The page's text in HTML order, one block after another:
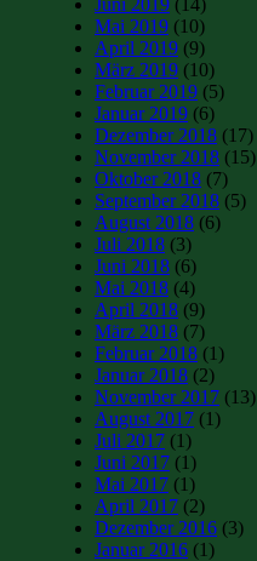
Mai 2019 (10)
April 2019 (9)
März 2019 (10)
Februar 2019 (5)
Januar 2019 (6)
Dezember 2018 (17)
November 2018 (15)
Oktober 2018 (7)
September 2018 (5)
August 2018 (6)
Juli 2018 (3)
Juni 2018 (6)
Mai 2018 (4)
April 2018 (9)
März 2018 (7)
Februar 2018 (1)
Januar 2018 (2)
November 2017 (13)
August 2017 (1)
Juli 2017 (1)
Juni 2017 (1)
Mai 2017 (1)
April 2017 (2)
Dezember 2016 (3)
Januar 2016 (1)